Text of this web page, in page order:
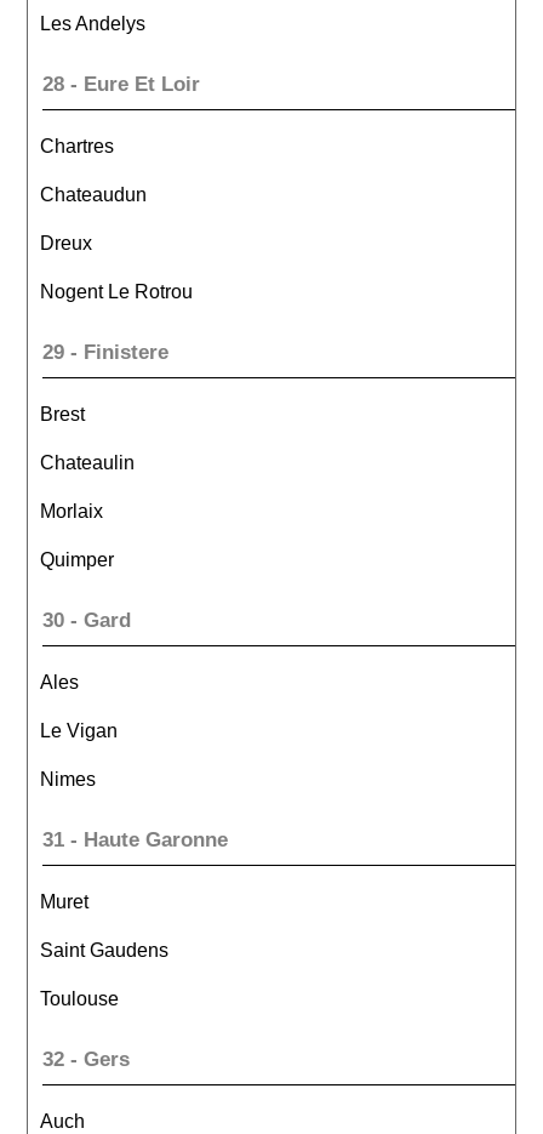
Les Andelys
28 - Eure Et Loir
Chartres
Chateaudun
Dreux
Nogent Le Rotrou
29 - Finistere
Brest
Chateaulin
Morlaix
Quimper
30 - Gard
Ales
Le Vigan
Nimes
31 - Haute Garonne
Muret
Saint Gaudens
Toulouse
32 - Gers
Auch